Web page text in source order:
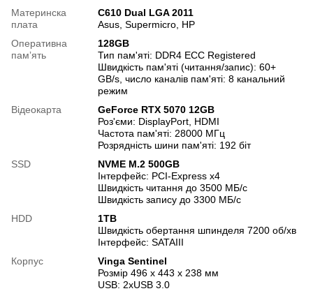
Материнска
плата
C610 Dual LGA 2011
Asus, Supermicro, HP
Оперативна
памʼять
128GB
Тип пам'яті: DDR4 ECC Registered
Швидкість пам'яті (читання/запис): 60+
GB/s, число каналів пам'яті: 8 канальний
режим
Відеокарта
GeForce RTX 5070 12GB
Роз'єми: DisplayPort, HDMI
Частота пам'яті: 28000 МГц
Розрядність шини пам'яті: 192 біт
SSD
NVME M.2 500GB
Інтерфейс: PCI-Express x4
Швидкість читання до 3500 МБ/с
Швидкість запису до 3300 МБ/с
HDD
1TB
Швидкість обертання шпинделя 7200 об/хв
Інтерфейс: SATAIII
Корпус
Vinga Sentinel
Розмір 496 x 443 x 238 мм
USB: 2хUSB 3.0